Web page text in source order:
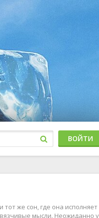
ВОЙТИ
же сон, где она исполняет
мысли. Неожиданно у